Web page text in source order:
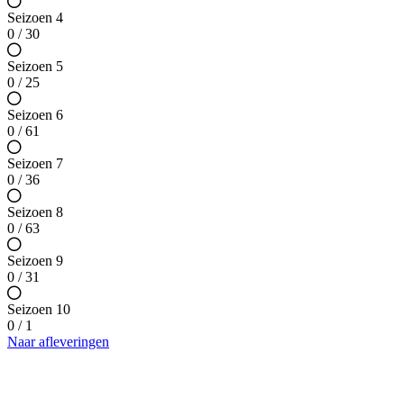
Seizoen 4
0 / 30
Seizoen 5
0 / 25
Seizoen 6
0 / 61
Seizoen 7
0 / 36
Seizoen 8
0 / 63
Seizoen 9
0 / 31
Seizoen 10
0 / 1
Naar afleveringen